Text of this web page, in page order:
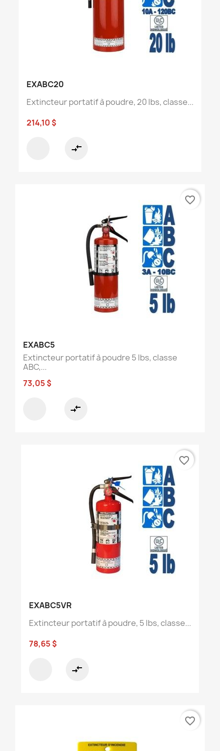
EXABC20
Extincteur portatif à poudre, 20 lbs, classe...
214,10 $
compare_arrows
EXABC5
Extincteur portatif à poudre 5 lbs, classe
ABC,...
73,05 $
compare_arrows
favorite_border
EXABC5VR
Extincteur portatif à poudre, 5 lbs, classe...
78,65 $
compare_arrows
favorite_border
favorite_border